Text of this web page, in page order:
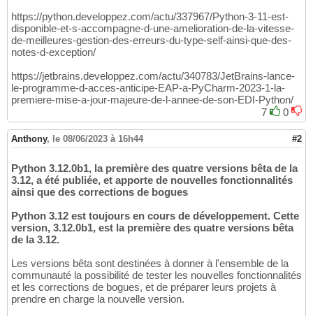
https://python.developpez.com/actu/337967/Python-3-11-est-
disponible-et-s-accompagne-d-une-amelioration-de-la-vitesse-
de-meilleures-gestion-des-erreurs-du-type-self-ainsi-que-des-
notes-d-exception/
https://jetbrains.developpez.com/actu/340783/JetBrains-lance-
le-programme-d-acces-anticipe-EAP-a-PyCharm-2023-1-la-
premiere-mise-a-jour-majeure-de-l-annee-de-son-EDI-Python/
7
0
Anthony, le 08/06/2023 à 16h44 #2
Python 3.12.0b1, la première des quatre versions bêta de la
3.12, a été publiée, et apporte de nouvelles fonctionnalités
ainsi que des corrections de bogues
Python 3.12 est toujours en cours de développement. Cette
version, 3.12.0b1, est la première des quatre versions bêta
de la 3.12.
Les versions bêta sont destinées à donner à l'ensemble de la
communauté la possibilité de tester les nouvelles fonctionnalités
et les corrections de bogues, et de préparer leurs projets à
prendre en charge la nouvelle version.